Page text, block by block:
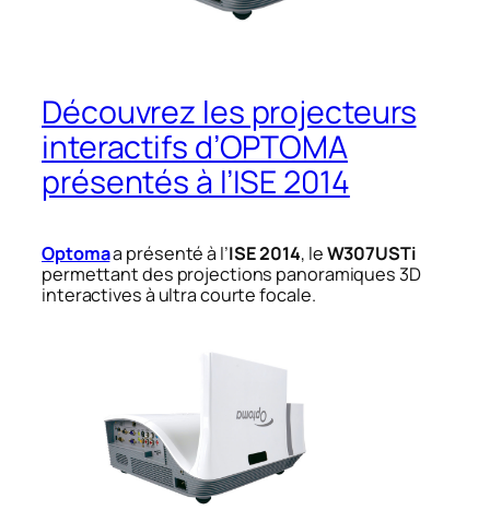
Découvrez les projecteurs
interactifs d’OPTOMA
présentés à l’ISE 2014
Optomaa présenté à l’ISE 2014, leW307USTi
permettant des projections panoramiques 3D
interactives à ultra courte focale.